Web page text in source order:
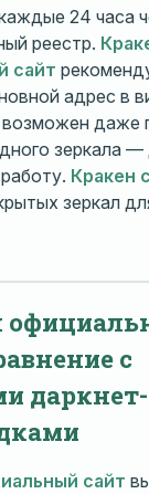
24 часа
реестр.
сайт
адрес в
возможен даже
зеркала —
Кракен
зеркал
с
даркнет-
сайт